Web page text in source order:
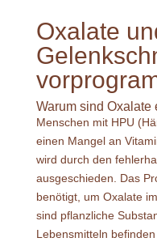
Oxalate
Warum sind
Menschen mit HPU
einen Mangel an
wird durch den
ausgeschieden. Das
benötigt, um Oxalate
sind pflanzliche
Lebensmitteln